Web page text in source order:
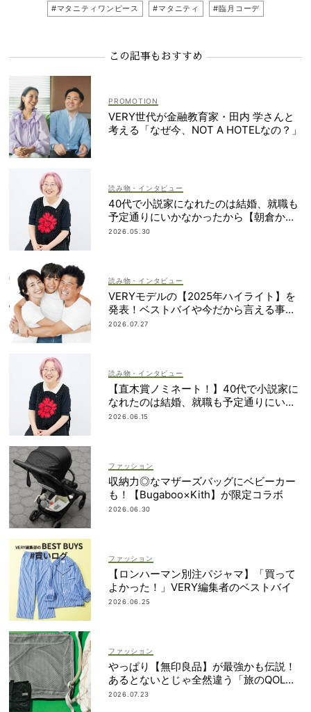
#マタニティワンピース #マタニティ #臨月コーデ
この記事もおすすめ
VERY世代が金融教育家・田内 学さんと
考える「なぜ今、NOT A HOTELなの？」
読み物・インタビュー
40代で小説家になれたのは結婚、就職も
予定通りにいかなかったから【朝倉かす
みさん】
2026.05.30
読み物・インタビュー
VERYモデルの【2025年ハイライト】を
発表！ベストバイや今だから言える事件
簿も大公開
2026.07.27
読み物・インタビュー
【直木賞ノミネート！】40代で小説家に
なれたのは結婚、就職も予定通りにいか
なかったから｜朝倉かすみさん
2026.06.15
ファッション
収納力◎なマザーズバッグにベビーカー
も！【Bugaboo×Kith】が限定コラボ
2026.06.30
ファッション
【ロンハーマン別注パジャマ】「買って
よかった！」VERY編集者のベストバイ
2026.06.25
ファッション
やっぱり【無印良品】が最強かも伝説！
あるとないとじゃ全然違う「旅のQOL爆
上げアイテム」
2026.07.23